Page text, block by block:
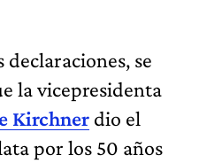
se
la vicepresidenta
Kirchner dio el
por los 50 años